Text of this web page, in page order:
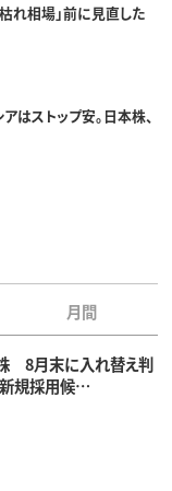
れ相場」前に見直した
はストップ安。日本株、
月間
8月末に入れ替え判
規採用候…